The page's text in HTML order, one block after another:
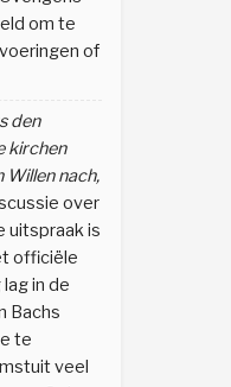
om te
of
den
kirchen
Willen nach,
over
uitspraak is
officiële
in de
Bachs
te
veel